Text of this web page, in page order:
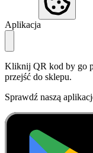
Aplikacja
Kliknij QR kod by go
przejść do sklepu.
Sprawdź naszą